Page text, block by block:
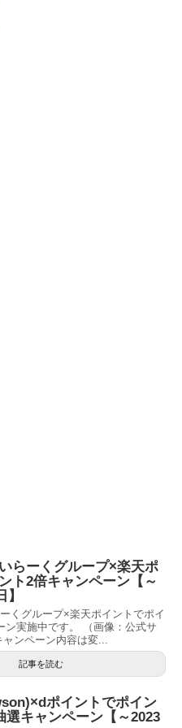
らーくグループ×楽天ポ
ト2倍キャンペーン【～
くグループ×楽天ポイントでポイ
ン実施中です。 （画像：公式サ
ンペーン内容は変...
記事を読む
ポイントでポイン
選キャンペーン【～2023